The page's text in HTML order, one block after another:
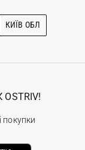
КИЇВ ОБЛ
покупки